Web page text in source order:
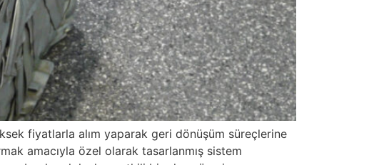
fiyatlarla alım yaparak geri dönüşüm süreçlerine
amacıyla özel olarak tasarlanmış sistem